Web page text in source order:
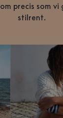
precis som
stilrent.